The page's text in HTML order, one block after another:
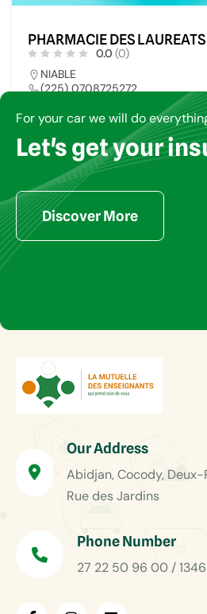
PHARMACIE DES
0.0 (0)
NIABLE
(225) 0708725272
PHARMACIE
For your car we will do
Let's get your
Discover More
Our Address
Abidjan, Cocody, Deux-
Rue des Jardins
Phone Number
27 22 50 96 00 / 1346